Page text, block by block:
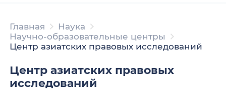
Главная
Наука
Научно-образовательные центры
Центр азиатских правовых исследований
Центр азиатских правовых
исследований